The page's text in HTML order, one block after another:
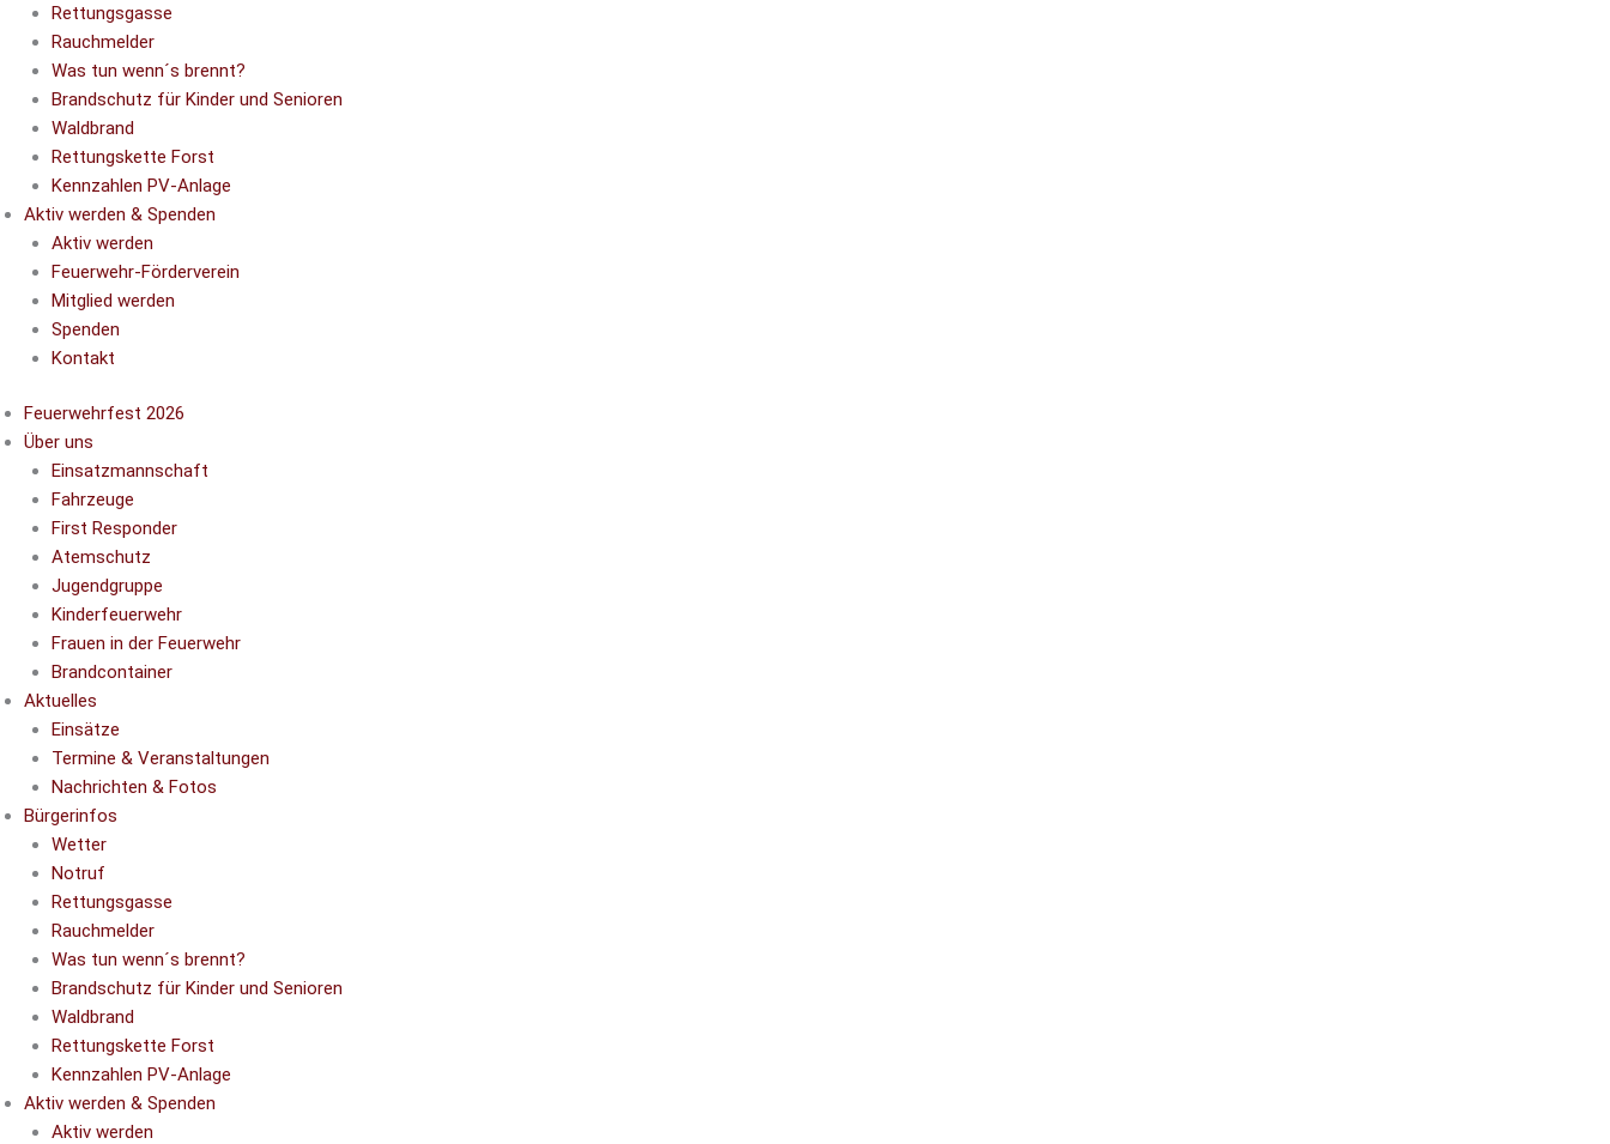
Rettungsgasse
Rauchmelder
Was tun wenn´s brennt?
Brandschutz für Kinder und Senioren
Waldbrand
Rettungskette Forst
Kennzahlen PV-Anlage
Aktiv werden & Spenden
Aktiv werden
Feuerwehr-Förderverein
Mitglied werden
Spenden
Kontakt
Feuerwehrfest 2026
Über uns
Einsatzmannschaft
Fahrzeuge
First Responder
Atemschutz
Jugendgruppe
Kinderfeuerwehr
Frauen in der Feuerwehr
Brandcontainer
Aktuelles
Einsätze
Termine & Veranstaltungen
Nachrichten & Fotos
Bürgerinfos
Wetter
Notruf
Rettungsgasse
Rauchmelder
Was tun wenn´s brennt?
Brandschutz für Kinder und Senioren
Waldbrand
Rettungskette Forst
Kennzahlen PV-Anlage
Aktiv werden & Spenden
Aktiv werden